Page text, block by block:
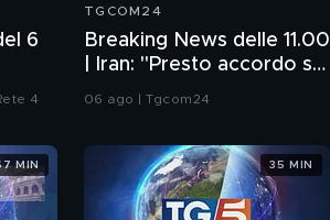
6
4
TGCOM24
Breaking News delle 11.00
| Iran: "Presto accordo se
Usa non ci sabotano"
06 ago | Tgcom24
MIN 35 MIN